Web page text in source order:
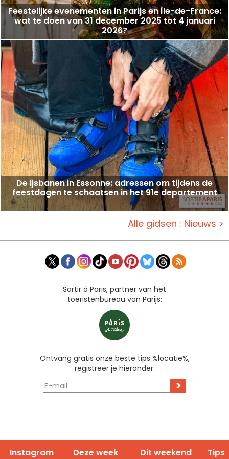
Feestelijke evenementen in Parijs en Île-de-France:
wat te doen van 31 december 2025 tot 4 januari
2026?
De ijsbanen in Essonne: adressen om tijdens de
feestdagen te schaatsen in het 91e departement
Alle gidsen : Nieuws >
Sortir à Paris, partner van het
toeristenbureau van Parijs:
Ontvang gratis onze beste tips %locatie%,
registreer je hieronder:
>
Instagram Deze week Dit weekend Tips